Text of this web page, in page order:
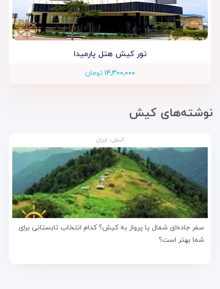
تور کیش هتل پارمیدا
۱۴,۳۰۰,۰۰۰ تومان
نوشته‌های کیش
کیش، ایران
سفر جاده‌ای شمال یا پرواز به کیش؟ کدام انتخاب تابستانی برای
شما بهتر است؟